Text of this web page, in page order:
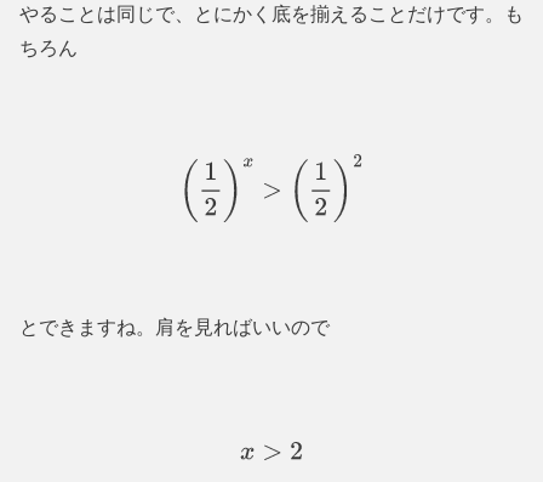
やることは同じで、とにかく底を揃えることだけです。も
ちろん
( 12) 12 2
とできますね。肩を見ればいいので
x >2